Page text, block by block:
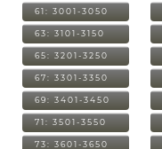
61: 3001-3050
63: 3101-3150
65: 3201-3250
67: 3301-3350
69: 3401-3450
71: 3501-3550
73: 3601-3650